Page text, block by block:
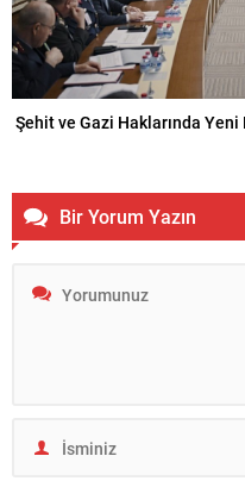
Şehit ve Gazi Haklarında
Bir Yorum Yazın